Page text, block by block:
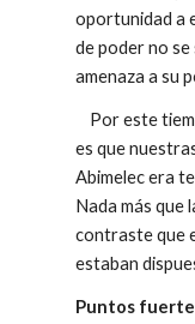
oportunidad a
de poder no
amenaza a su
Por este
es que
Abimelec era
Nada más que
contraste que
estaban
Puntos